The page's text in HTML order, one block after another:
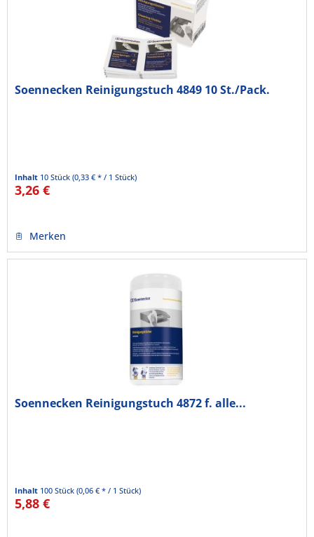
Soennecken Reinigungstuch 4849 10 St./Pack.
Inhalt 10 Stück(0,33 € * / 1 Stück)
3,26 €
Merken
Soennecken Reinigungstuch 4872 f. alle...
Inhalt 100 Stück(0,06 € * / 1 Stück)
5,88 €